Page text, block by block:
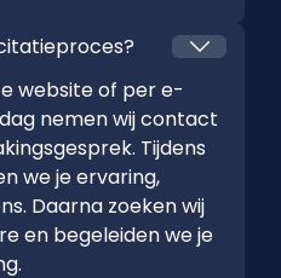
website of per e-
nemen wij contact
Tijdens
we je ervaring,
Daarna zoeken wij
en begeleiden we je